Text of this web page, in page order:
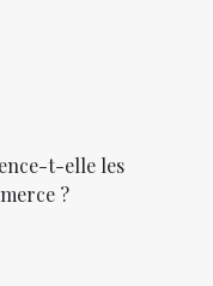
t-elle les
?